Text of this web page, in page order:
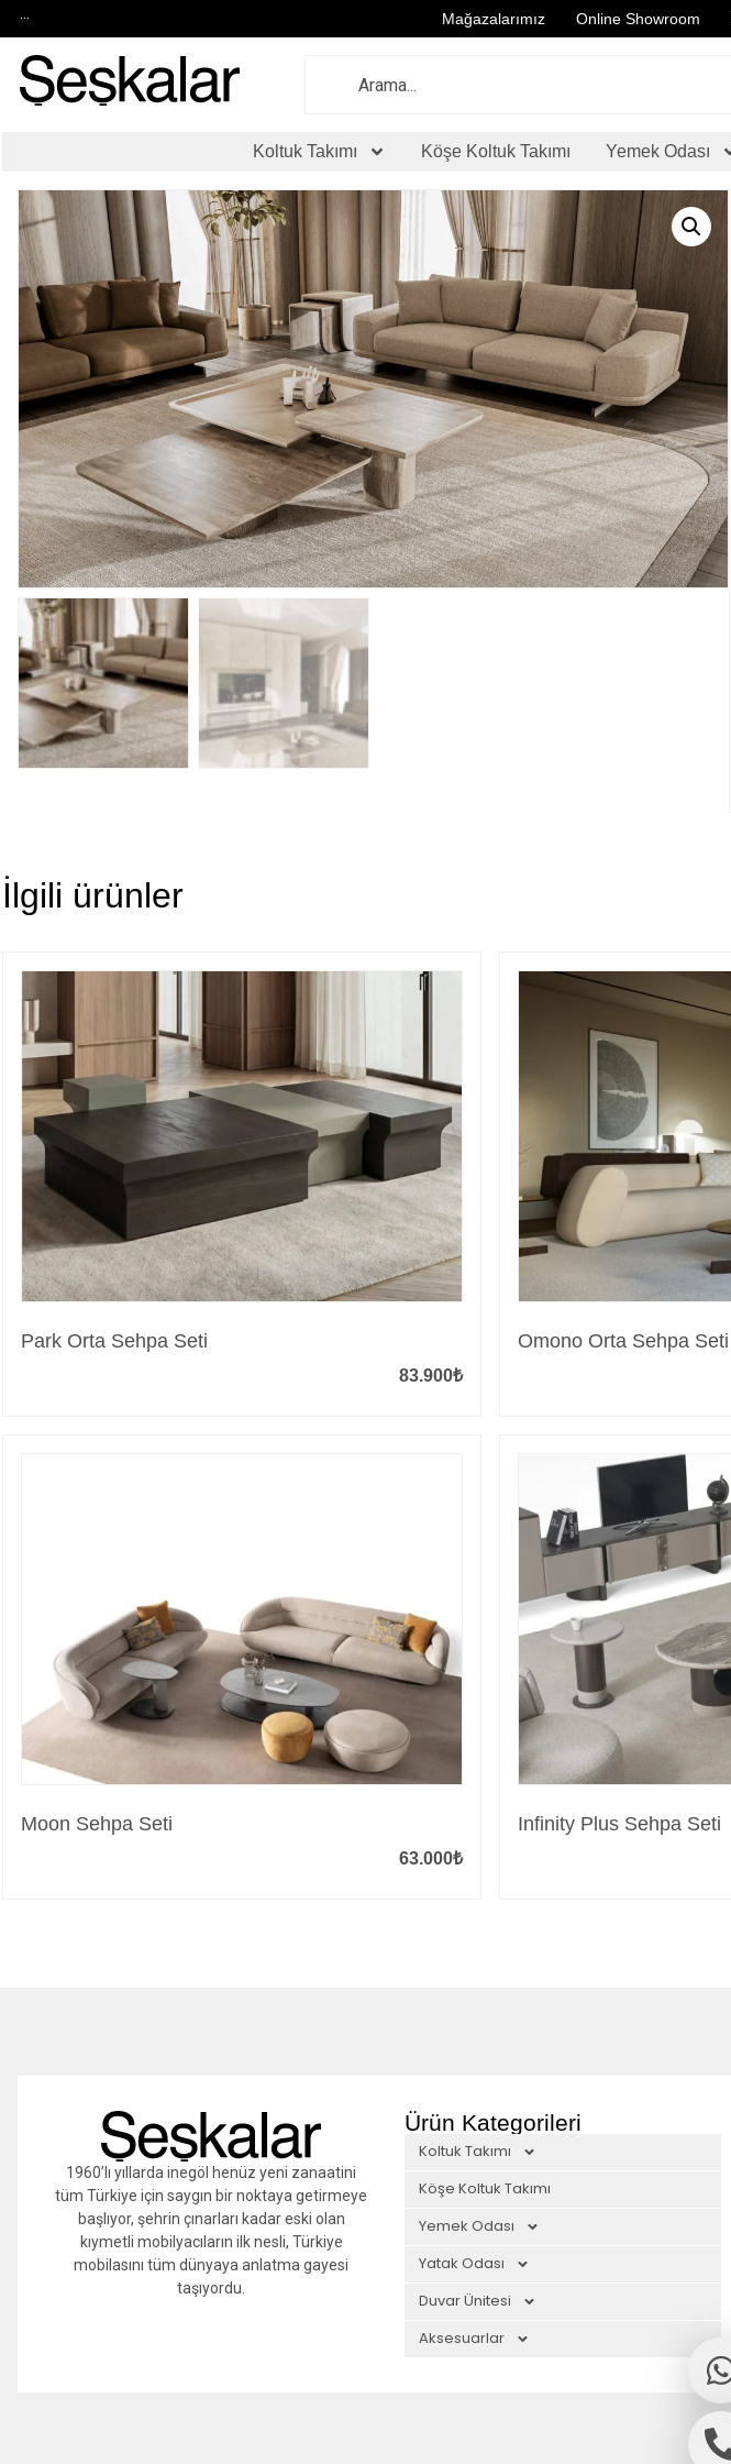
... Mağazalarımız Online Showroom
Koltuk Takımı Köşe Koltuk Takımı Yemek Odası
İlgili ürünler
Park Orta Sehpa Seti
83.900₺
Omono Orta Sehpa Seti
Moon Sehpa Seti
63.000₺
Infinity Plus Sehpa Seti
1960’lı yıllarda inegöl henüz yeni zanaatini
tüm Türkiye için saygın bir noktaya getirmeye
başlıyor, şehrin çınarları kadar eski olan
kıymetli mobilyacıların ilk nesli, Türkiye
mobilasını tüm dünyaya anlatma gayesi
taşıyordu.
Ürün Kategorileri
Koltuk Takımı
Köşe Koltuk Takımı
Yemek Odası
Yatak Odası
Duvar Ünitesi
Aksesuarlar